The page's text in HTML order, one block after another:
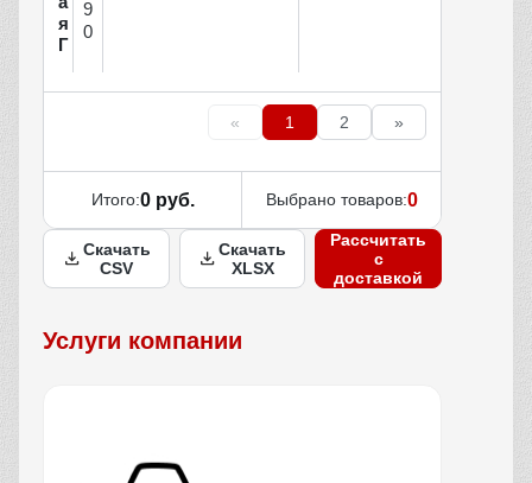
я
Г
9
0
« 1 2 »
Итого:0 руб. Выбрано товаров:0
Скачать
CSV
Скачать
XLSX
Рассчитать
с
доставкой
Услуги компании